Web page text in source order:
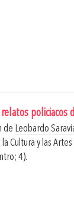
policiacos
de Leobardo
Cultura y las Artes
4).